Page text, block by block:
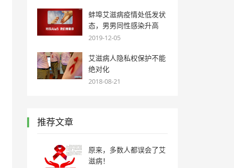
蚌埠艾滋病疫情处低发状
态，男男同性感染升高
2019-12-05
艾滋病人隐私权保护不能
绝对化
2018-08-21
推荐文章
原来，多数人都误会了艾
滋病！